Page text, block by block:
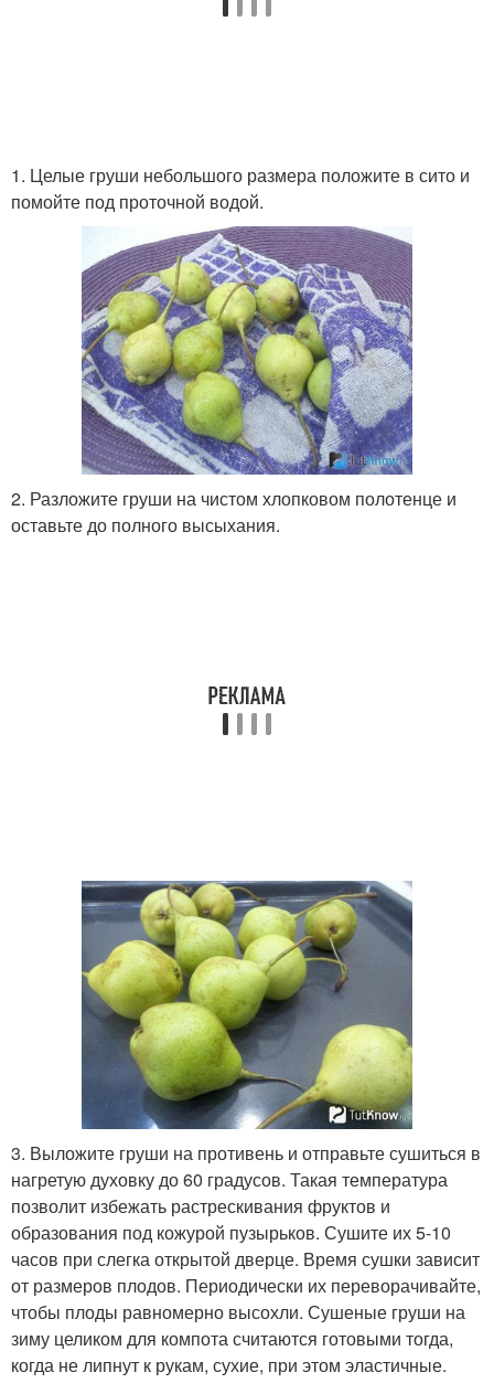
1. Целые груши небольшого размера положите в сито и
помойте под проточной водой.
2. Разложите груши на чистом хлопковом полотенце и
оставьте до полного высыхания.
3. Выложите груши на противень и отправьте сушиться в
нагретую духовку до 60 градусов. Такая температура
позволит избежать растрескивания фруктов и
образования под кожурой пузырьков. Сушите их 5-10
часов при слегка открытой дверце. Время сушки зависит
от размеров плодов. Периодически их переворачивайте,
чтобы плоды равномерно высохли. Сушеные груши на
зиму целиком для компота считаются готовыми тогда,
когда не липнут к рукам, сухие, при этом эластичные.